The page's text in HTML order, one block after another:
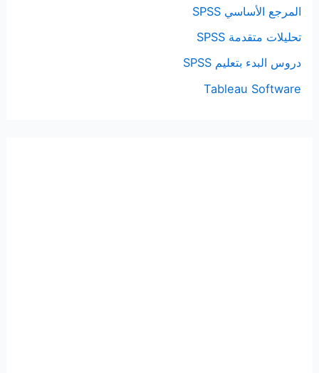
المرجع الأساسي SPSS
تحليلات متقدمة SPSS
دروس البدء بتعليم SPSS
Tableau Software